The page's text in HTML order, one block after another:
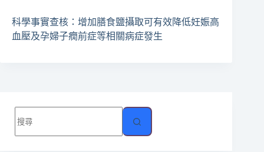
科學事實查核：增加膳食鹽攝取可有效降低妊娠高
血壓及孕婦子癇前症等相關病症發生
不